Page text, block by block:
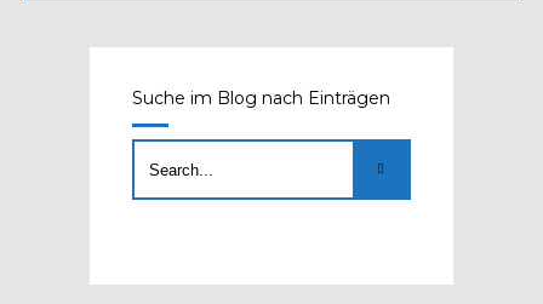
Suche im Blog nach Einträgen